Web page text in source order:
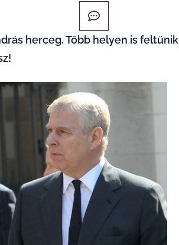
herceg. Több helyen is feltűnik